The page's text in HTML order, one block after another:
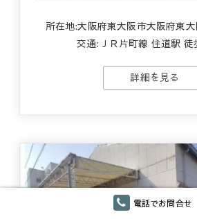
電話でお問合せ
所在地:大阪府東大阪市大阪府東
交通: ＪＲ片町線 住道駅 徒
詳細を見る